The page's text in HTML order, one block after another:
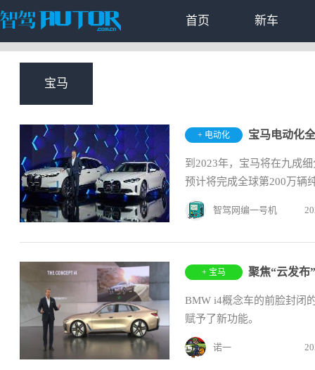
首页 新车
宝马
+ 电动化 宝马电动化
到2023年，宝马将在九成
预计将完成全球第200万辆
智驾网编一号机
+ 宝马
BMW i4概念车的前脸封闭
赋予了新功能。
诺一